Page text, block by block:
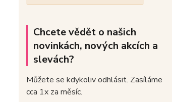
Chcete vědět o našich
novinkách, nových akcích a
slevách?
Můžete se kdykoliv odhlásit. Zasíláme
cca 1x za měsíc.